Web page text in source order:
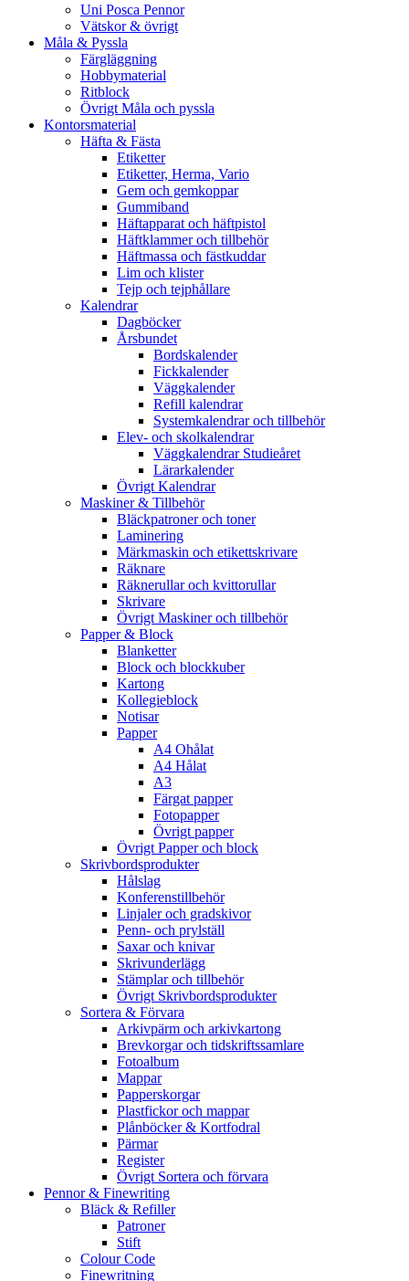
Uni Posca Pennor
Vätskor & övrigt
Måla & Pyssla
Färgläggning
Hobbymaterial
Ritblock
Övrigt Måla och pyssla
Kontorsmaterial
Häfta & Fästa
Etiketter
Etiketter, Herma, Vario
Gem och gemkoppar
Gummiband
Häftapparat och häftpistol
Häftklammer och tillbehör
Häftmassa och fästkuddar
Lim och klister
Tejp och tejphållare
Kalendrar
Dagböcker
Årsbundet
Bordskalender
Fickkalender
Väggkalender
Refill kalendrar
Systemkalendrar och tillbehör
Elev- och skolkalendrar
Väggkalendrar Studieåret
Lärarkalender
Övrigt Kalendrar
Maskiner & Tillbehör
Bläckpatroner och toner
Laminering
Märkmaskin och etikettskrivare
Räknare
Räknerullar och kvittorullar
Skrivare
Övrigt Maskiner och tillbehör
Papper & Block
Blanketter
Block och blockkuber
Kartong
Kollegieblock
Notisar
Papper
A4 Ohålat
A4 Hålat
A3
Färgat papper
Fotopapper
Övrigt papper
Övrigt Papper och block
Skrivbordsprodukter
Hålslag
Konferenstillbehör
Linjaler och gradskivor
Penn- och prylställ
Saxar och knivar
Skrivunderlägg
Stämplar och tillbehör
Övrigt Skrivbordsprodukter
Sortera & Förvara
Arkivpärm och arkivkartong
Brevkorgar och tidskriftssamlare
Fotoalbum
Mappar
Papperskorgar
Plastfickor och mappar
Plånböcker & Kortfodral
Pärmar
Register
Övrigt Sortera och förvara
Pennor & Finewriting
Bläck & Refiller
Patroner
Stift
Colour Code
Finewritning